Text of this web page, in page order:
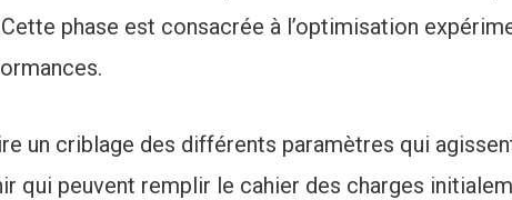
phase est consacrée à l’optimisation
un criblage des différents paramètres qui
qui peuvent remplir le cahier des charges